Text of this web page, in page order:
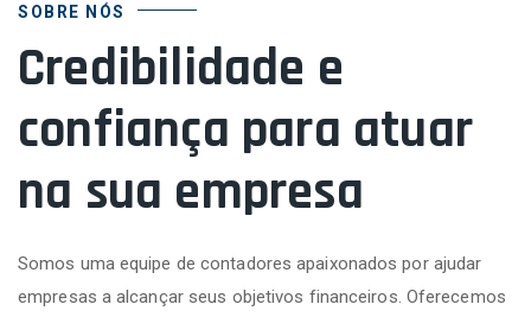
SOBRE NÓS
Credibilidade e
confiança para atuar
na sua empresa
Somos uma equipe de contadores apaixonados por ajudar
empresas a alcançar seus objetivos financeiros. Oferecemos